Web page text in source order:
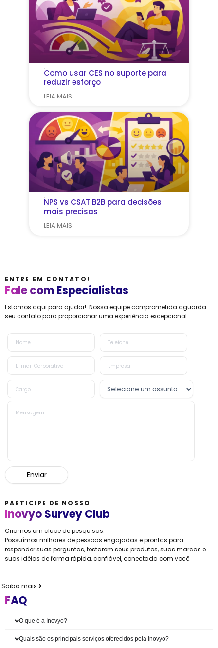
Como usar CES no suporte para
reduzir esforço
LEIA MAIS
NPS vs CSAT B2B para decisões
mais precisas
LEIA MAIS
ENTRE EM CONTATO!
Fale com Especialistas
Estamos aqui para ajudar! Nossa equipe comprometida aguarda
seu contato para proporcionar uma experiência excepcional.
PARTICIPE DE NOSSO
Inovyo Survey Club
Criamos um clube de pesquisas.
Possuímos milhares de pessoas engajadas e prontas para
responder suas perguntas, testarem seus produtos, suas marcas e
suas idéias de forma rápida, confiável, conectada com você.
Saiba mais
FAQ
O que é a Inovyo?
Quais são os principais serviços oferecidos pela Inovyo?